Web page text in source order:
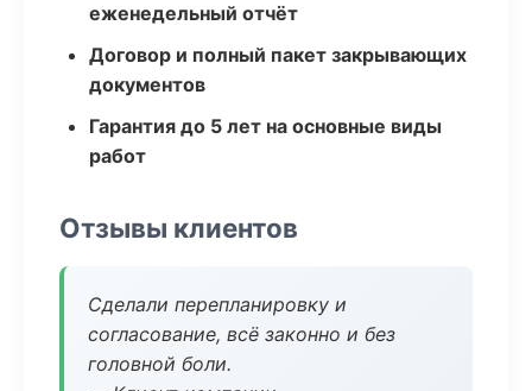
еженедельный отчёт
Договор и полный пакет закрывающих
документов
Гарантия до 5 лет на основные виды
работ
Отзывы клиентов
Сделали перепланировку и
согласование, всё законно и без
головной боли.